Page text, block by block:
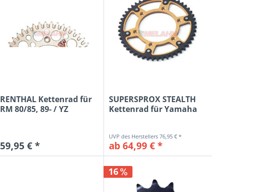
RENTHAL Kettenrad für
RM 80/85, 89- / YZ
59,95 € *
SUPERSPROX STEALTH
Kettenrad für Yamaha
76,95 € *
ab 64,99 € *
16